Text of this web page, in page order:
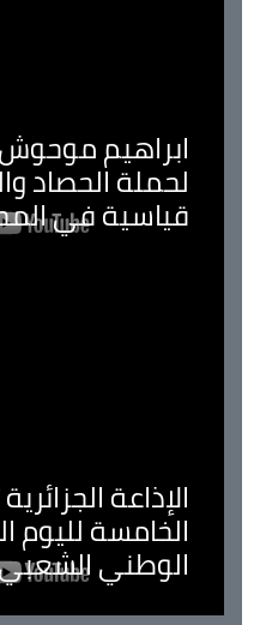
ابراهيم
لحملة الحصاد
قياسية في
الإذاعة
الخامسة لليوم
الوطني الشعبي